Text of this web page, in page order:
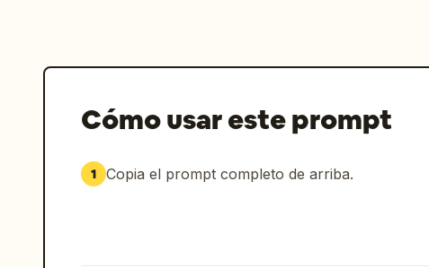
Cómo usar este prompt
1 Copia el prompt completo de arriba.